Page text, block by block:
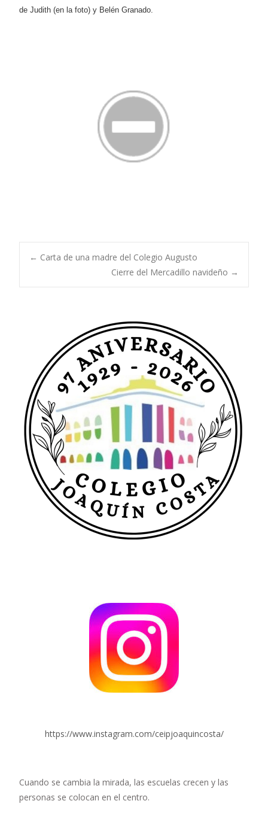
de Judith (en la foto) y Belén Granado.
Navegación
entradas
← Carta de una madre del Colegio Augusto
Cierre del Mercadillo navideño →
https://www.instagram.com/ceipjoaquincosta/
Cuando se cambia la mirada, las escuelas crecen y las
personas se colocan en el centro.